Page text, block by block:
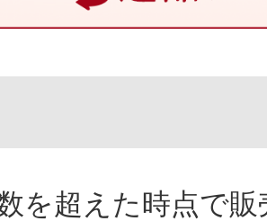
を超えた時点で販